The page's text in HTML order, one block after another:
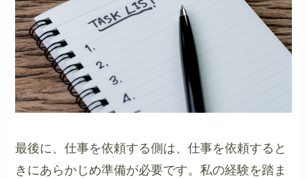
最後に、仕事を依頼する側は、仕事を依頼すると
きにあらかじめ準備が必要です。私の経験を踏ま